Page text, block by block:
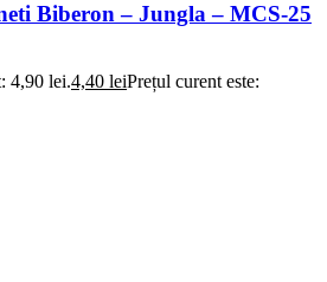
Biberon – Jungla – MCS-25
4,90 lei.4,40 leiPrețul curent este: